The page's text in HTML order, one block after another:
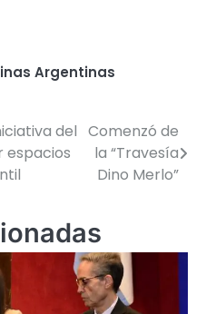
Argentinas
del
espacios
Comenzó de
la “Travesía
Dino Merlo”